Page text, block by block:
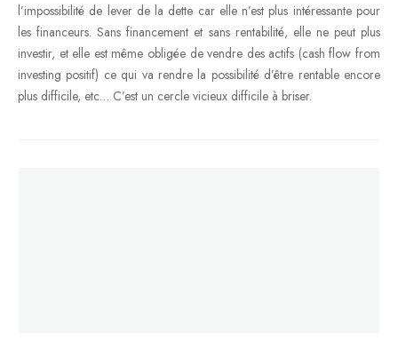
l’impossibilité de lever de la dette car elle n’est plus intéressante pour
les financeurs. Sans financement et sans rentabilité, elle ne peut plus
investir, et elle est même obligée de vendre des actifs (cash flow from
investing positif) ce qui va rendre la possibilité d’être rentable encore
plus difficile, etc… C’est un cercle vicieux difficile à briser.